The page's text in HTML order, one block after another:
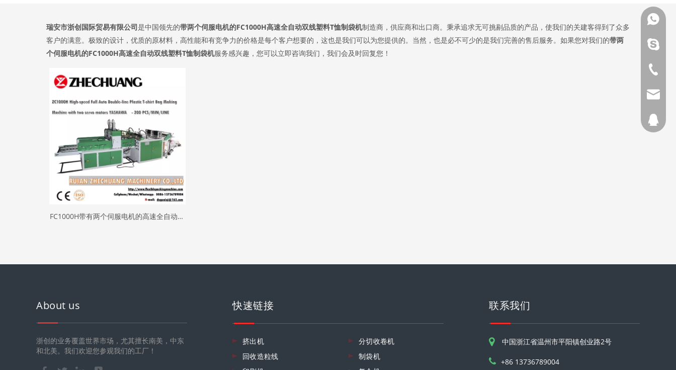
瑞安市浙创国际贸易有限公司是中国领先的带两个伺服电机的FC1000H高速全自动双线塑料T恤制袋机制造商，供应商和出口商。秉承追求无可挑剔品质的产品，使我们的关建客得到了众多
客户的满意。极致的设计，优质的原材料，高性能和有竞争力的价格是每个客户想要的，这也是我们可以为您提供的。当然，也是必不可少的是我们完善的售后服务。如果您对我们的带两
个伺服电机的FC1000H高速全自动双线塑料T恤制袋机服务感兴趣，您可以立即咨询我们，我们会及时回复您！
FC1000H带有两个伺服电机的高速全自动双
About us
浙创的业务覆盖世界市场，尤其擅长南美，中东
和北美。我们欢迎您参观我们的工厂！
快速链接
挤出机
回收造粒线
分切收卷机
制袋机
联系我们
中国浙江省温州市平阳镇创业路2号
+86 13736789004
+ 86-
0086-